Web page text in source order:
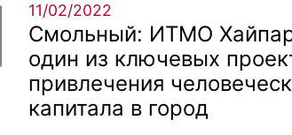
11/02/2022
Смольный: ИТМО
один из ключевых
привлечения
капитала в город